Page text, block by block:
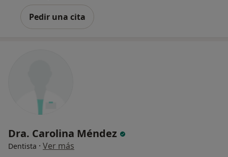
Pedir una cita
Dra. Carolina Méndez
Dentista · Ver más